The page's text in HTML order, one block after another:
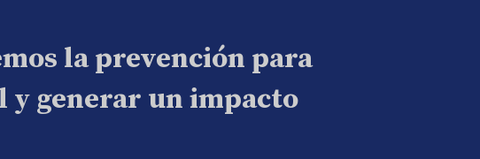
la prevención para
y generar un impacto